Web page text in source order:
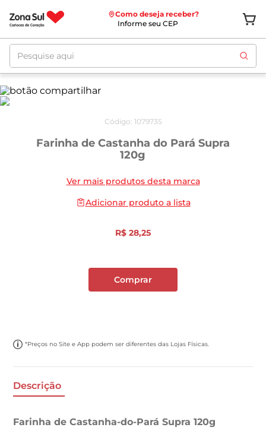
Como deseja receber?
Informe seu CEP
Pesquise aqui
Código: 1079735
Farinha de Castanha do Pará Supra
120g
Ver mais produtos desta marca
Adicionar produto a lista
R$ 28,25
Comprar
*Preços no Site e App podem ser diferentes das Lojas Físicas.
Descrição
Farinha de Castanha-do-Pará Supra 120g